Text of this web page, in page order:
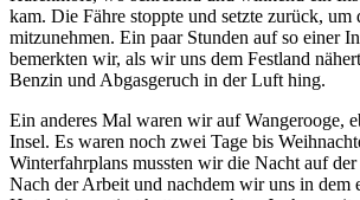
kam. Die Fähre stoppte und setzte zurück, um
mitzunehmen. Ein paar Stunden auf so einer
bemerkten wir, als wir uns dem Festland
Benzin und Abgasgeruch in der Luft hing.
Ein anderes Mal waren wir auf Wangerooge,
Insel. Es waren noch zwei Tage bis
Winterfahrplans mussten wir die Nacht auf
Nach der Arbeit und nachdem wir uns in dem